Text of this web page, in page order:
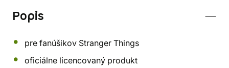
Popis
pre fanúšikov Stranger Things
oficiálne licencovaný produkt